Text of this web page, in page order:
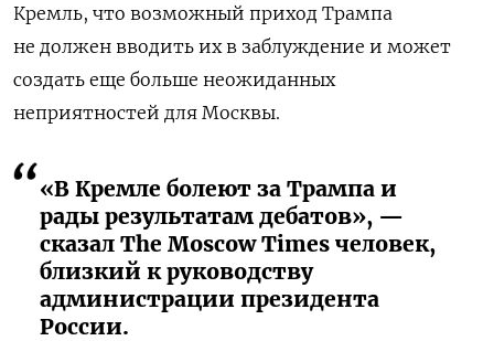
Кремль, что возможный приход Трампа
не должен вводить их в заблуждение и может
создать еще больше неожиданных
неприятностей для Москвы.
«В Кремле болеют за Трампа и
рады результатам дебатов», —
сказал The Moscow Times человек,
близкий к руководству
администрации президента
России.